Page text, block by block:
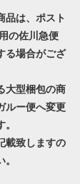
品は、ポスト
の佐川急便
る場合がござ
大型梱包の商
ルー便へ変更
載致しますの